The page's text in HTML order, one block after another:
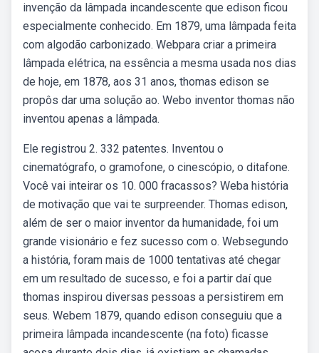
invenção da lâmpada incandescente que edison ficou
especialmente conhecido. Em 1879, uma lâmpada feita
com algodão carbonizado. Webpara criar a primeira
lâmpada elétrica, na essência a mesma usada nos dias
de hoje, em 1878, aos 31 anos, thomas edison se
propôs dar uma solução ao. Webo inventor thomas não
inventou apenas a lâmpada.
Ele registrou 2. 332 patentes. Inventou o
cinematógrafo, o gramofone, o cinescópio, o ditafone.
Você vai inteirar os 10. 000 fracassos? Weba história
de motivação que vai te surpreender. Thomas edison,
além de ser o maior inventor da humanidade, foi um
grande visionário e fez sucesso com o. Websegundo
a história, foram mais de 1000 tentativas até chegar
em um resultado de sucesso, e foi a partir daí que
thomas inspirou diversas pessoas a persistirem em
seus. Webem 1879, quando edison conseguiu que a
primeira lâmpada incandescente (na foto) ficasse